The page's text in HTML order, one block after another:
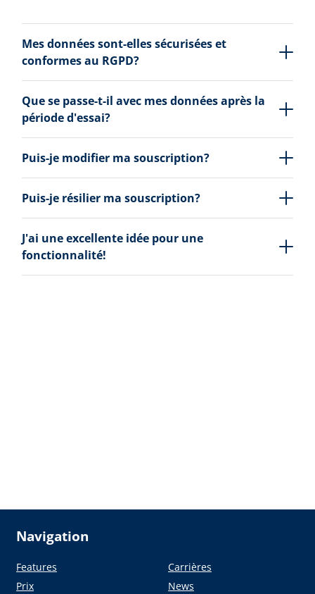
Mes données sont-elles sécurisées et
conformes au RGPD?
Que se passe-t-il avec mes données après la
période d'essai?
Puis-je modifier ma souscription?
Puis-je résilier ma souscription?
J'ai une excellente idée pour une
fonctionnalité!
Navigation
Features
Prix
Carrières
News